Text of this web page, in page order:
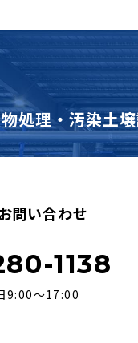
処理・汚染土
問い合わせ
1138
9:00〜17:00